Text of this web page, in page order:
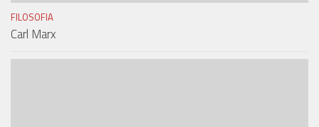
FILOSOFIA
Carl Marx